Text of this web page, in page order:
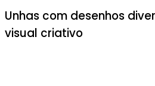
Unhas com desenhos
visual criativo